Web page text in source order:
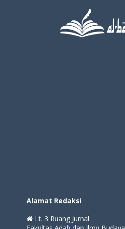
Alamat Redaksi
Lt. 3 Ruang Jurnal